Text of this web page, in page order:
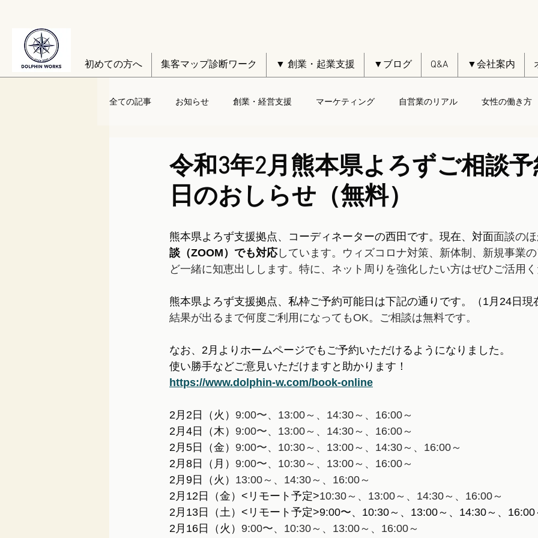
初めての方へ 集客マップ診断ワーク ▼ 創業・起業支援 ▼ブログ Q&A ▼会社案内
全ての記事 お知らせ 創業・経営支援 マーケティング 自営業のリアル 女性の働き方
令和3年2月熊本県よろずご相談
日のおしらせ（無料）
熊本県よろず支援拠点、コーディネーターの西田です。現在、対面面談のほ
談（ZOOM）でも対応しています。ウィズコロナ対策、新体制、新規事業
ど一緒に知恵出しします。特に、ネット周りを強化したい方はぜひご活用く
熊本県よろず支援拠点、私枠ご予約可能日は下記の通りです。（1月24日現
結果が出るまで何度ご利用になってもOK。ご相談は無料です。
なお、2月よりホームページでもご予約いただけるようになりました。
使い勝手などご意見いただけますと助かります！
https://www.dolphin-w.com/book-online
2月2日（火） 9:00〜、13:00～、14:30～、16:00～
2月4日（木） 9:00〜、13:00～、14:30～、16:00～
2月5日（金） 9:00〜、10:30～、13:00～、14:30～、16:00～
2月8日（月） 9:00〜、10:30～、13:00～、16:00～
2月9日（火） 13:00～、14:30～、16:00～
2月12日（金）<リモート予定>10:30～、13:00～、14:30～、16:00～
2月13日（土）< リモート予定>9:00〜、10:30～、13:00～、14:30～、16:00
2月16日（火） 9:00〜、10:30～、13:00～、16:00～